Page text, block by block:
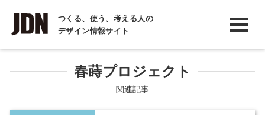
つくる、使う、考える人の
デザイン情報サイト
INTERVIEW
インタビュー
REPORT春蒔プロジェクト
関連記事